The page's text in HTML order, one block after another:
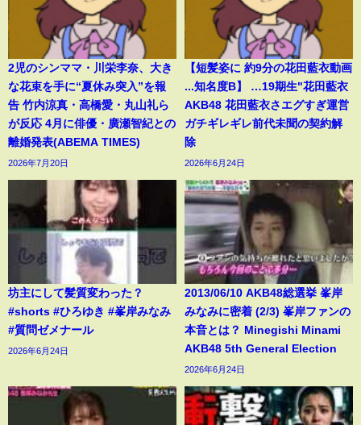
2児のシンママ・川栄李奈、大き
な花束を手に“夏休み突入”を報
告 竹内涼真・高橋愛・丸山礼ら
が反応 4月に俳優・廣瀬智紀との
離婚発表(ABEMA TIMES)
2026年7月20日
【短髪姿に 約9分の花田藍衣動画
...知名度B】 …19期生"花田藍衣
AKB48 花田藍衣さエグすぎ運営
ガチギレギレ前代未聞の契約解
除
2026年6月24日
坊主にして髪質変わった？
#shorts #ひろゆき #峯岸みなみ
#質問ゼメナール
2026年6月24日
2013/06/10 AKB48総選挙 峯岸
みなみに密着 (2/3) 峯岸ファンの
本音とは？ Minegishi Minami
AKB48 5th General Election
2026年6月24日